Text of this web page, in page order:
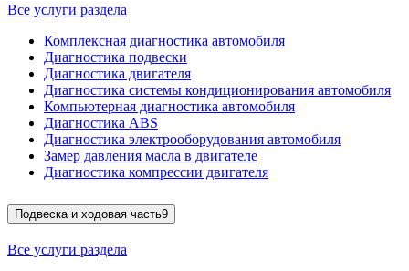
Все услуги раздела
Комплексная диагностика автомобиля
Диагностика подвески
Диагностика двигателя
Диагностика системы кондиционирования автомобиля
Компьютерная диагностика автомобиля
Диагностика ABS
Диагностика электрооборудования автомобиля
Замер давления масла в двигателе
Диагностика компрессии двигателя
Подвеска и ходовая часть9
Все услуги раздела